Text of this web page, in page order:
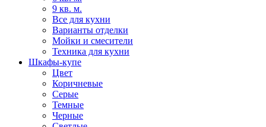
9 кв. м.
Все для кухни
Варианты отделки
Мойки и смесители
Техника для кухни
Шкафы-купе
Цвет
Коричневые
Серые
Темные
Черные